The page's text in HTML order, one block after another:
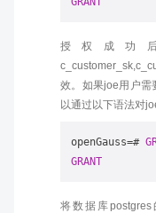
授权成功
效。如果joe用户需
以通过以下语法对
openGauss=#
GRANT
将数据库